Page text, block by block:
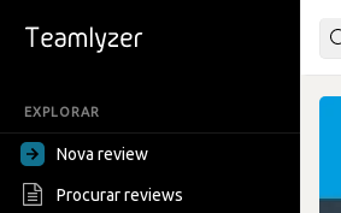
EXPLORAR
Nova review
Procurar reviews